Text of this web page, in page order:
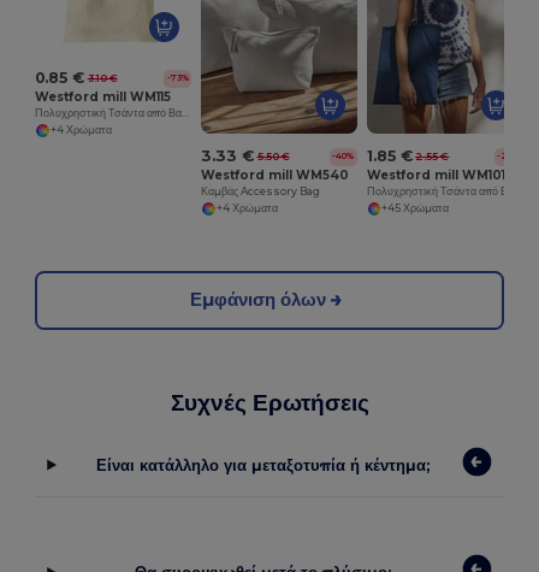
0.85 € 3.10 € -73%
Westford mill WM115
+4 Χρώματα
3.33 € 5.50 € -40%
Westford mill WM540
Καμβάς Accessory Bag
+4 Χρώματα
1.85 € 2.55 € -27%
Westford mill WM101
+45 Χρώματα
Εμφάνιση όλων
Συχνές Ερωτήσεις
Είναι κατάλληλο για μεταξοτυπία ή κέντημα;